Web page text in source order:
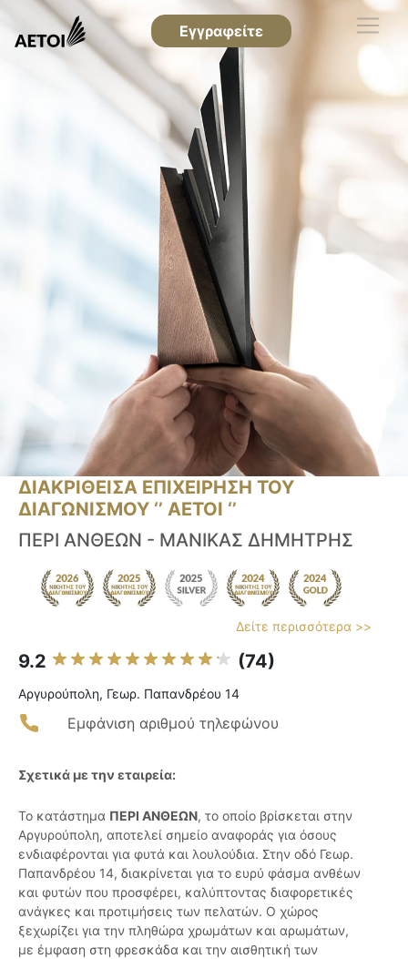
Εγγραφείτε
ΔΙΑΚΡΙΘΕΙΣΑ ΕΠΙΧΕΙΡΗΣΗ ΤΟΥ
ΔΙΑΓΩΝΙΣΜΟΥ ‘’ ΑΕΤΟΙ ‘’
ΠΕΡΙ ΑΝΘΕΩΝ - ΜΑΝΙΚΑΣ ΔΗΜΗΤΡΗΣ
Δείτε περισσότερα >>
9.2 (74)
Αργυρούπολη, Γεωρ. Παπανδρέου 14
Εμφάνιση αριθμού τηλεφώνου
Σχετικά με την εταιρεία:
Το κατάστημα ΠΕΡΙ ΑΝΘΕΩΝ, το οποίο βρίσκεται στην
Αργυρούπολη, αποτελεί σημείο αναφοράς για όσους
ενδιαφέρονται για φυτά και λουλούδια. Στην οδό Γεωρ.
Παπανδρέου 14, διακρίνεται για το ευρύ φάσμα ανθέων
και φυτών που προσφέρει, καλύπτοντας διαφορετικές
ανάγκες και προτιμήσεις των πελατών. Ο χώρος
ξεχωρίζει για την πληθώρα χρωμάτων και αρωμάτων,
με έμφαση στη φρεσκάδα και την αισθητική των